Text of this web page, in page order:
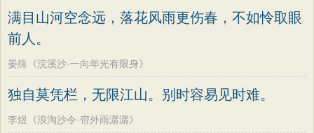
桃花
老师 母亲 伤感 田园
写云
墨子
老子 史记
晋书
左传 论衡 管子 说苑
列子
王勃
张祜 王建 晏殊 岳飞
姚合
方干
李峤 赵嘏
张说
张炎 白居易 辛弃疾
李清照
刘禹锡
李商隐
满目山河空念远，落花风雨更伤春，不如怜取眼
前人。
晏殊《浣溪沙·一向年光有限身》
独自莫凭栏，无限江山。别时容易见时难。
李煜《浪淘沙令·帘外雨潺潺》